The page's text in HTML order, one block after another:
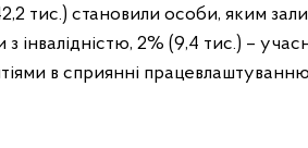
тис.) становили особи, яким
з інвалідністю, 2% (9,4 тис.) –
в сприянні